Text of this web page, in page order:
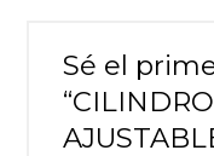
Sé el